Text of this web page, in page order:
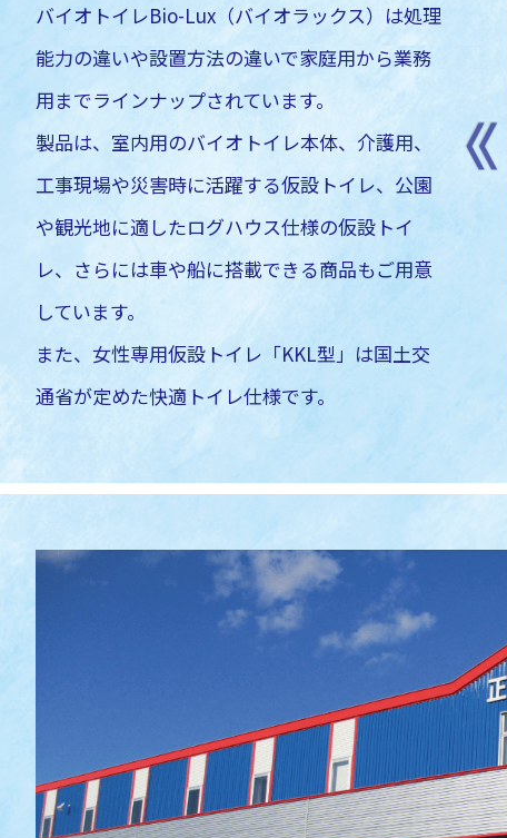
バイオトイレBio-Lux（バイオラックス）は処理
能力の違いや設置方法の違いで家庭用から業務
用までラインナップされています。
製品は、室内用のバイオトイレ本体、 介護用、
工事現場や災害時に活躍する仮設トイレ、公園
や観光地に適したログハウス仕様の仮設トイ
レ、 さらには車や船に搭載できる商品もご用意
しています。
また、女性専用仮設トイレ「KKL型」は国土交
通省が定めた快適トイレ仕様です。
プション商品
イレなどの当社各種製
ます。ご購入の製品に
オプション部品がある
など、お問い合わせも
バイオトイレ
オガクズでし尿を分解処理する
な菌も不要。１日の使用回数、
豊富なラインナップからお選び